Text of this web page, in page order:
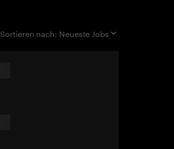
Sortieren nach: Neueste Jobs